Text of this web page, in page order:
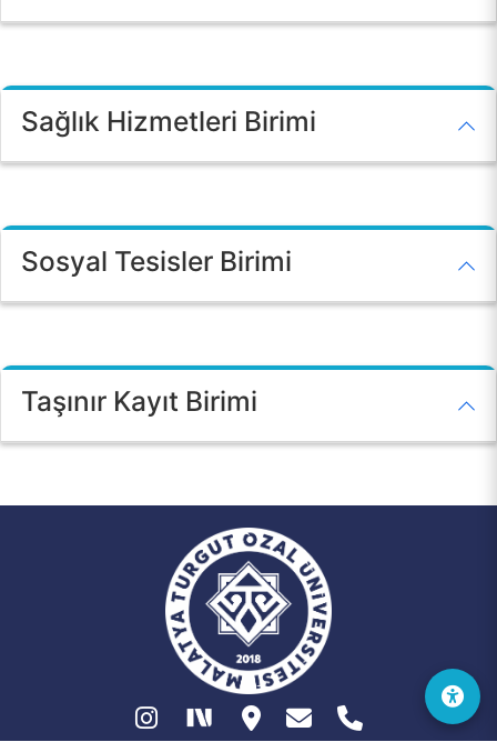
YEMEK MENÜSÜ
İLETİŞİM
Sağlık Hizmetleri Birimi
Sosyal Tesisler Birimi
Taşınır Kayıt Birimi